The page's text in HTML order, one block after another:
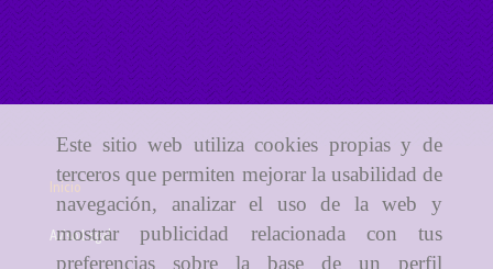
Este sitio web utiliza cookies propias y de
terceros que permiten mejorar la usabilidad de
navegación, analizar el uso de la web y
mostrar publicidad relacionada con tus
preferencias sobre la base de un perfil
Aviso Legal
Política de cookies